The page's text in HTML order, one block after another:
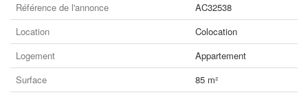
Référence de l'annonce
AC32538
Location
Colocation
Logement
Appartement
Surface
85 m²